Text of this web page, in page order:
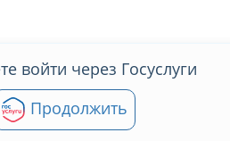
войти через Госуслуги
Продолжить